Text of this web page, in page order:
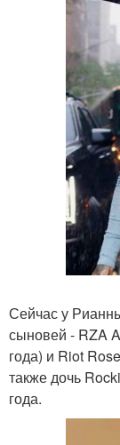
Сейчас у
сыновей - RZA
года) и Riot
также дочь
года.